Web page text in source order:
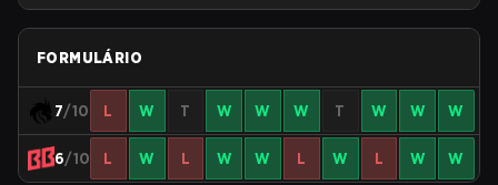
FORMULÁRIO
7/10 L W T W W W T W W W
6/10 L W L W W L W L W W